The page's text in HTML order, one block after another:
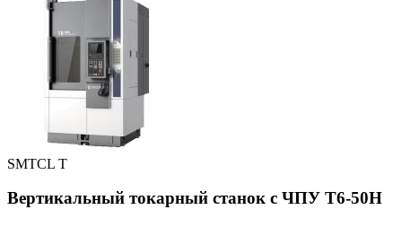
SMTCL T
Вертикальный токарный станок с ЧПУ T6-50H